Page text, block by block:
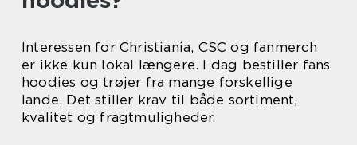
Interessen for Christiania, CSC og fanmerch
er ikke kun lokal længere. I dag bestiller fans
hoodies og trøjer fra mange forskellige
lande. Det stiller krav til både sortiment,
kvalitet og fragtmuligheder.